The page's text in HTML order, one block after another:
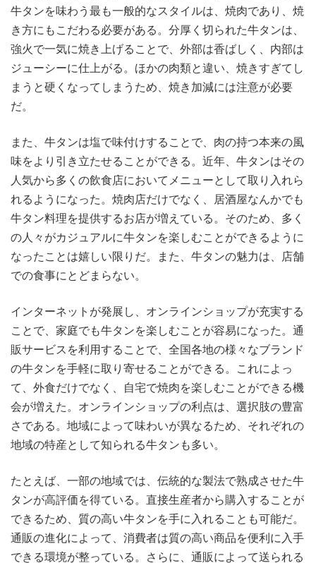
牛タンを味わう最も一般的なスタイルは、焼肉であり、焼
き方にもこだわる必要がある。分厚く切られた牛タンは、
強火で一気に焼き上げることで、外部は香ばしく、内部は
ジューシーに仕上がる。ほかの肉類と違い、焼きすぎてし
まうと硬くなってしまうため、焼き加減には注意が必要
だ。
また、牛タンは塩で味付けすることで、肉の持つ本来の風
味をより引き立たせることができる。近年、牛タンはその
人気から多くの飲食店においてメニューとして取り入れら
れるようになった。焼肉店だけでなく、居酒屋なんかでも
牛タン料理を提供するお店が増えている。そのため、多く
の人々がカジュアルに牛タンを楽しむことができるように
なったことは嬉しい限りだ。また、牛タンの魅力は、店舗
での食事にとどまらない。
インターネットが発展し、オンラインショップが充実する
ことで、家庭でも牛タンを楽しむことが容易になった。通
販サービスを利用することで、全国各地の様々なブランド
の牛タンを手軽に取り寄せることができる。これによっ
て、外食だけでなく、自宅で焼肉を楽しむことができる機
会が増えた。オンラインショップの利点は、選択肢の豊富
さである。地域によって味わいが異なるため、それぞれの
地域の特産として知られる牛タンも多い。
たとえば、一部の地域では、伝統的な製法で熟成させた牛
タンが高評価を得ている。直接生産者から購入することが
できるため、質の高い牛タンを手に入れることも可能だ。
通販の進化によって、消費者は質の高い商品を便利に入手
できる環境が整っている。さらに、通販によって送られる